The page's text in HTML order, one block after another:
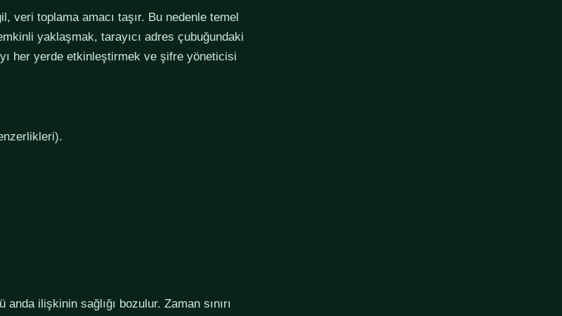
veri toplama amacı taşır. Bu nedenle temel
yaklaşmak, tarayıcı adres çubuğundaki
her yerde etkinleştirmek ve şifre yöneticisi
ilişkinin sağlığı bozulur. Zaman sınırı